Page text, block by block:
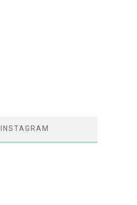
INSTAGRAM